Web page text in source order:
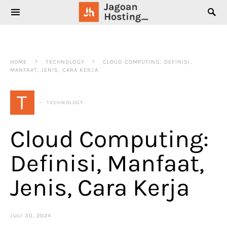
SEARCH FOR:
HOME TECHNOLOGY
CLOUD COMPUTING: DEFINISI,
MANFAAT, JENIS, CARA KERJA
T TECHNOLOGY
Cloud Computing:
Definisi, Manfaat,
Jenis, Cara Kerja
JULI 30, 2024